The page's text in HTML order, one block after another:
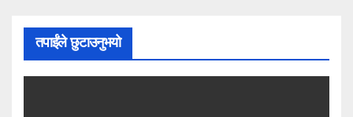
तपाईंले छुटाउनुभयो